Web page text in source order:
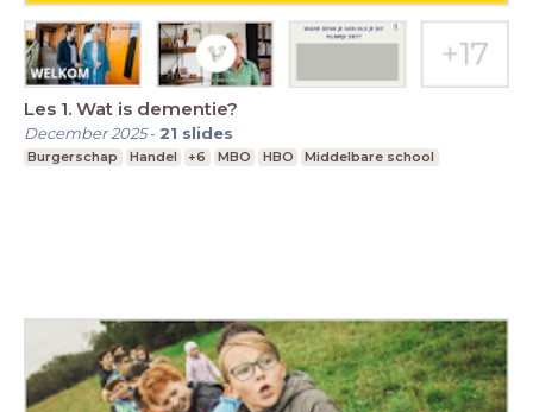
Les 1. Wat is dementie?
December 2025- 21 slides
Burgerschap Handel +6 MBO HBO Middelbare school